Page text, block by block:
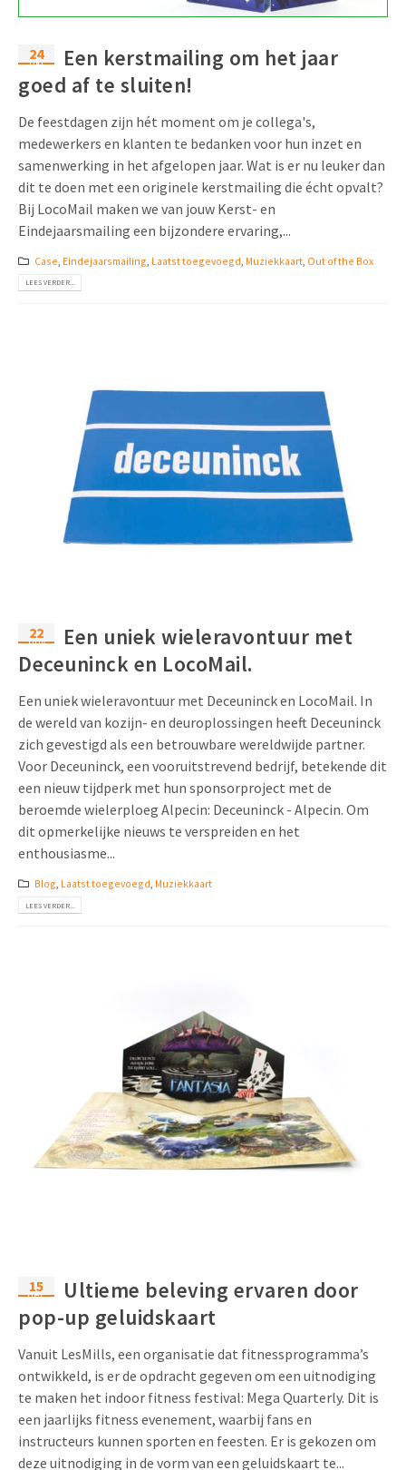
24
okt
Een kerstmailing om het jaar
goed af te sluiten!
De feestdagen zijn hét moment om je collega's,
medewerkers en klanten te bedanken voor hun inzet en
samenwerking in het afgelopen jaar. Wat is er nu leuker dan
dit te doen met een originele kerstmailing die écht opvalt?
Bij LocoMail maken we van jouw Kerst- en
Eindejaarsmailing een bijzondere ervaring,...
Case, Eindejaarsmailing, Laatst toegevoegd, Muziekkaart, Out of the Box
LEES VERDER...
22
nov
Een uniek wieleravontuur met
Deceuninck en LocoMail.
Een uniek wieleravontuur met Deceuninck en LocoMail. In
de wereld van kozijn- en deuroplossingen heeft Deceuninck
zich gevestigd als een betrouwbare wereldwijde partner.
Voor Deceuninck, een vooruitstrevend bedrijf, betekende dit
een nieuw tijdperk met hun sponsorproject met de
beroemde wielerploeg Alpecin: Deceuninck - Alpecin. Om
dit opmerkelijke nieuws te verspreiden en het
enthousiasme...
Blog, Laatst toegevoegd, Muziekkaart
LEES VERDER...
15
dec
Ultieme beleving ervaren door
pop-up geluidskaart
Vanuit LesMills, een organisatie dat fitnessprogramma’s
ontwikkeld, is er de opdracht gegeven om een uitnodiging
te maken het indoor fitness festival: Mega Quarterly. Dit is
een jaarlijks fitness evenement, waarbij fans en
instructeurs kunnen sporten en feesten. Er is gekozen om
deze uitnodiging in de vorm van een geluidskaart te...
Geluidskaarten
Lenticular Cards
Twin Sliders
Tabkaarten
Budget kaarten
Andere opvallende mailings
Automotive Marketing
Non-profit Marketing
Marketing in de Zorg
Duurzame Marketing
Marketing voor Scholen
Horeca Marketing
Product Introductie
App-lancering
Kalender maken
Klantenbinding
Over Ons
Vacatures
Contactgegevens
Duurzaamheid
Brochure downloaden